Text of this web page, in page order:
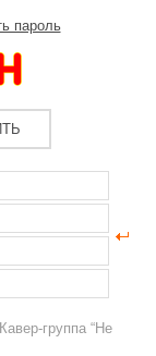
пароль
группа “Не